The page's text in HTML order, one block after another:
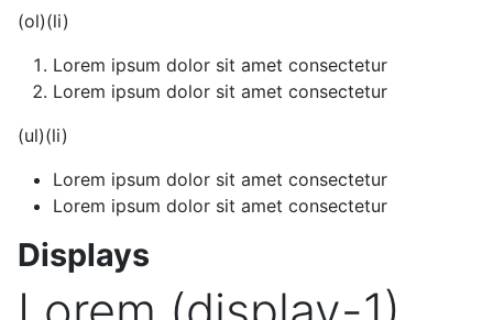
(ol)(li)
Lorem ipsum dolor sit amet consectetur
Lorem ipsum dolor sit amet consectetur
(ul)(li)
Lorem ipsum dolor sit amet consectetur
Lorem ipsum dolor sit amet consectetur
Displays